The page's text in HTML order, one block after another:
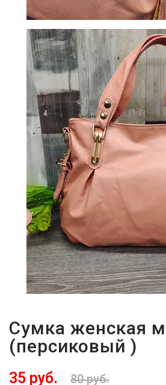
Сумка женская
(персиковый )
35 руб. 80 руб.